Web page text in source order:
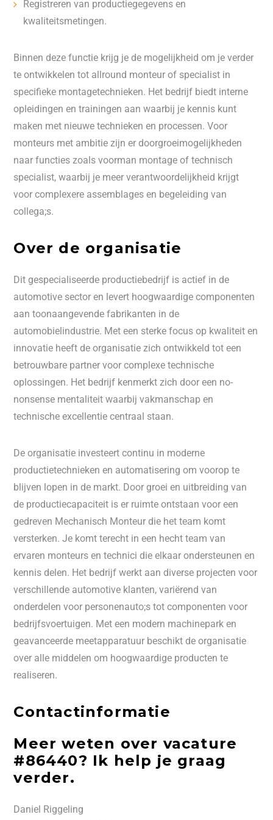
Registreren van productiegegevens en
kwaliteitsmetingen.
Binnen deze functie krijg je de mogelijkheid om je verder
te ontwikkelen tot allround monteur of specialist in
specifieke montagetechnieken. Het bedrijf biedt interne
opleidingen en trainingen aan waarbij je kennis kunt
maken met nieuwe technieken en processen. Voor
monteurs met ambitie zijn er doorgroeimogelijkheden
naar functies zoals voorman montage of technisch
specialist, waarbij je meer verantwoordelijkheid krijgt
voor complexere assemblages en begeleiding van
collega;s.
Over de organisatie
Dit gespecialiseerde productiebedrijf is actief in de
automotive sector en levert hoogwaardige componenten
aan toonaangevende fabrikanten in de
automobielindustrie. Met een sterke focus op kwaliteit en
innovatie heeft de organisatie zich ontwikkeld tot een
betrouwbare partner voor complexe technische
oplossingen. Het bedrijf kenmerkt zich door een no-
nonsense mentaliteit waarbij vakmanschap en
technische excellentie centraal staan.
De organisatie investeert continu in moderne
productietechnieken en automatisering om voorop te
blijven lopen in de markt. Door groei en uitbreiding van
de productiecapaciteit is er ruimte ontstaan voor een
gedreven Mechanisch Monteur die het team komt
versterken. Je komt terecht in een hecht team van
ervaren monteurs en technici die elkaar ondersteunen en
kennis delen. Het bedrijf werkt aan diverse projecten voor
verschillende automotive klanten, variërend van
onderdelen voor personenauto;s tot componenten voor
bedrijfsvoertuigen. Met een modern machinepark en
geavanceerde meetapparatuur beschikt de organisatie
over alle middelen om hoogwaardige producten te
realiseren.
Contactinformatie
Meer weten over vacature
#86440? Ik help je graag
verder.
Daniel Riggeling